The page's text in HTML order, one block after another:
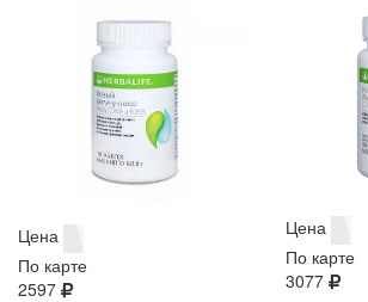
Цена
По карте
2597
Цена
По карте
3077